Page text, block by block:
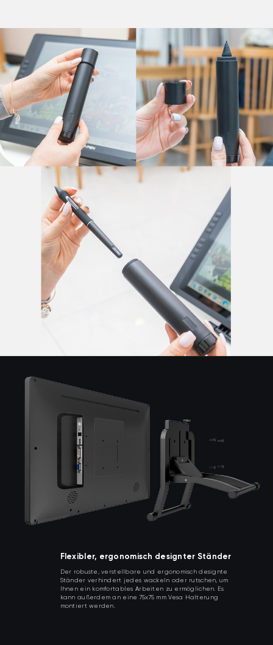
Flexibler, ergonomisch designter Ständer
Der robuste, verstellbare und ergonomisch designte
Ständer verhindert jedes wackeln oder rutschen, um
Ihnen ein komfortables Arbeiten zu ermöglichen. Es
kann außerdem an eine 75x75 mm Vesa Halterung
montiert werden.